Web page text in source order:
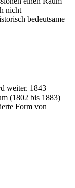
nicht
bedeutsame
weiter. 1843
(1802 bis 1883)
Form von